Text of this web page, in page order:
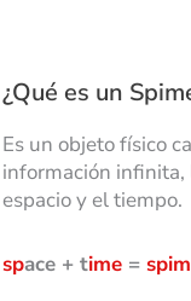
¿Qué es un
Es un objeto físico
información infinita,
espacio y el tiempo.
space + time =